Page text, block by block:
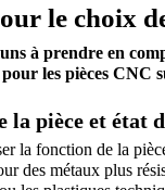
le choix
à prendre en
la pièce et état
la fonction de la
des métaux plus